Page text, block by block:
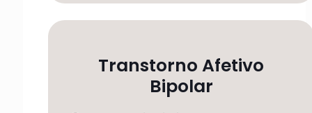
Transtorno Afetivo
Bipolar